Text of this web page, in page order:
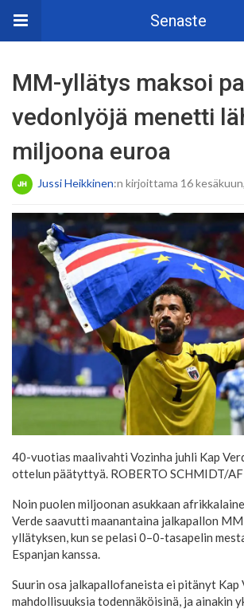
Senaste
MM-yllätys maksoi
vedonlyöjä menetti
miljoona euroa
Jussi Heikkinen:n kirjoittama 16
40-vuotias maalivahti Vozinha juhli Kap
ottelun päätyttyä. ROBERTO SCHMIDT/
Noin puolen miljoonan asukkaan
Verde saavutti maanantaina jalkapallon
yllätyksen, kun se pelasi 0–0-tasapelin
Espanjan kanssa.
Suurin osa jalkapallofaneista ei pitänyt Kap
mahdollisuuksia todennäköisinä, ja ainakin